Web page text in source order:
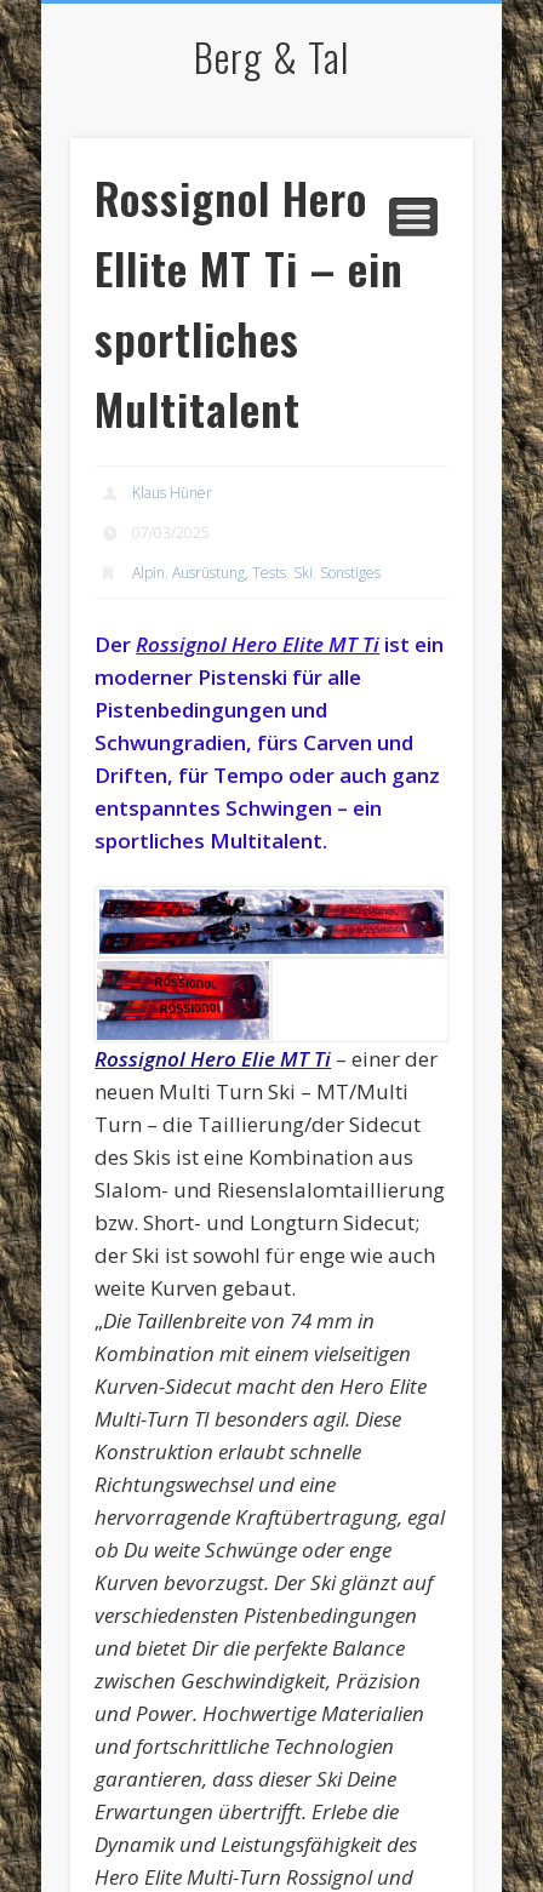
Berg & Tal
Rossignol Hero
Ellite MT Ti – ein
sportliches
Multitalent
Klaus Hüner
07/03/2025
Alpin,Ausrüstung, Tests, Ski, Sonstiges
DerRossignol Hero Elite MT Ti ist ein
moderner Pistenski für alle
Pistenbedingungen und
Schwungradien, fürs Carven und
Driften, für Tempo oder auch ganz
entspanntes Schwingen – ein
sportliches Multitalent.
Rossignol Hero Elie MT Ti – einer der
neuen Multi Turn Ski – MT/Multi
Turn – die Taillierung/der Sidecut
des Skis ist eine Kombination aus
Slalom- und Riesenslalomtaillierung
bzw. Short- und Longturn Sidecut;
der Ski ist sowohl für enge wie auch
weite Kurven gebaut.
„Die Taillenbreite von 74 mm in
Kombination mit einem vielseitigen
Kurven-Sidecut macht den Hero Elite
Multi-Turn TI besonders agil. Diese
Konstruktion erlaubt schnelle
Richtungswechsel und eine
hervorragende Kraftübertragung, egal
ob Du weite Schwünge oder enge
Kurven bevorzugst. Der Ski glänzt auf
verschiedensten Pistenbedingungen
und bietet Dir die perfekte Balance
zwischen Geschwindigkeit, Präzision
und Power. Hochwertige Materialien
und fortschrittliche Technologien
garantieren, dass dieser Ski Deine
Erwartungen übertrifft. Erlebe die
Dynamik und Leistungsfähigkeit des
Hero Elite Multi-Turn Rossignol und